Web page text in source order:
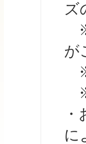
ズ
※
が
※
※
・
に